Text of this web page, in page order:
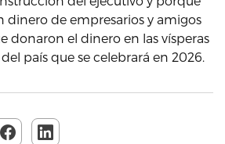
dinero de empresarios y amigos
donaron el dinero en las vísperas
país que se celebrará en 2026.